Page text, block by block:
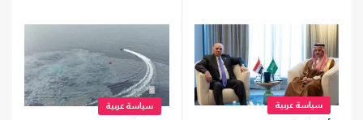
سياسة عربية سياسة عربية